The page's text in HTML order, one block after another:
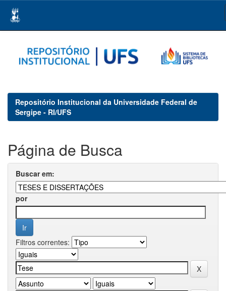
navigation
Repositório Institucional da Universidade Federal de
Sergipe - RI/UFS
Página de Busca
Buscar em:
por
Filtros correntes: